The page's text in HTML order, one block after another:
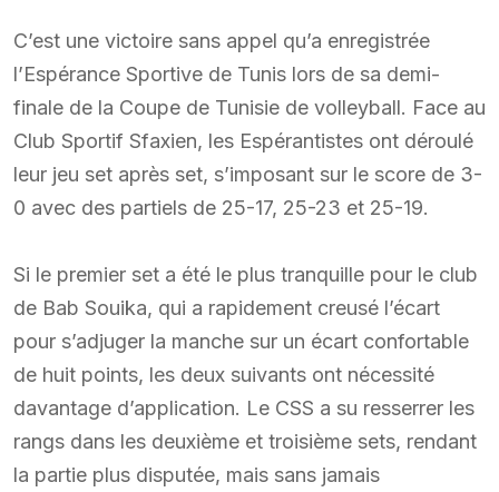
C’est une victoire sans appel qu’a enregistrée
l’Espérance Sportive de Tunis lors de sa demi-
finale de la Coupe de Tunisie de volleyball. Face au
Club Sportif Sfaxien, les Espérantistes ont déroulé
leur jeu set après set, s’imposant sur le score de 3-
0 avec des partiels de 25-17, 25-23 et 25-19.
Si le premier set a été le plus tranquille pour le club
de Bab Souika, qui a rapidement creusé l’écart
pour s’adjuger la manche sur un écart confortable
de huit points, les deux suivants ont nécessité
davantage d’application. Le CSS a su resserrer les
rangs dans les deuxième et troisième sets, rendant
la partie plus disputée, mais sans jamais